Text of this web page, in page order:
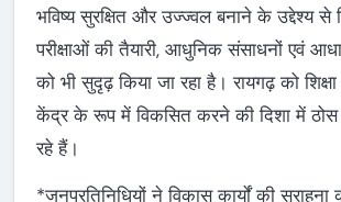
भविष्य सुरक्षित और उज्ज्वल बनाने के उद्देश्य से
परीक्षाओं की तैयारी, आधुनिक संसाधनों एवं
को भी सुदृढ़ किया जा रहा है। रायगढ़ को
केंद्र के रूप में विकसित करने की दिशा में
रहे हैं।
*जनप्रतिनिधियों ने विकास कार्यों की सराहना